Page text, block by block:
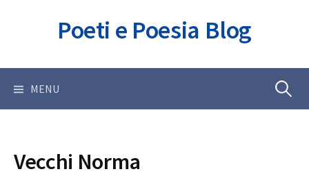
Poeti e Poesia Blog
MENU Ricerca
Vecchi Norma